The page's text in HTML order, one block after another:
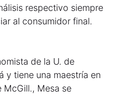
respectivo siempre
al consumidor final.
de la U. de
y tiene una maestría en
McGill., Mesa se